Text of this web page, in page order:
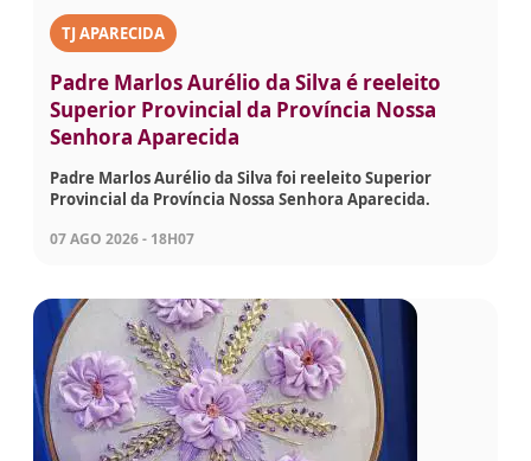
TJ APARECIDA
Padre Marlos Aurélio da Silva é reeleito
Superior Provincial da Província Nossa
Senhora Aparecida
Padre Marlos Aurélio da Silva foi reeleito Superior
Provincial da Província Nossa Senhora Aparecida.
07 AGO 2026 - 18H07